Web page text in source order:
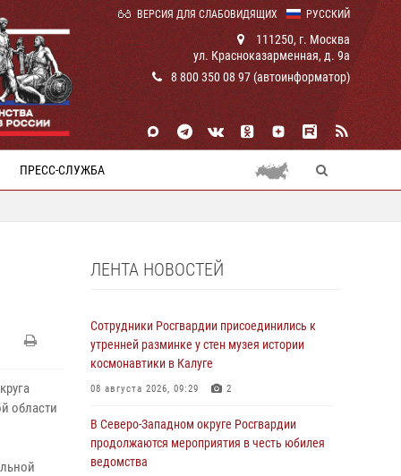
РУССКИЙ
ВЕРСИЯ ДЛЯ СЛАБОВИДЯЩИХ
111250, г. Москва
ул. Красноказарменная, д. 9а
8 800 350 08 97 (автоинформатор)
ПРЕСС-СЛУЖБА
области
ЛЕНТА НОВОСТЕЙ
Сотрудники Росгвардии присоединились к
утренней разминке у стен музея истории
космонавтики в Калуге
08 августа 2026, 09:29 2
В Северо-Западном округе Росгвардии
продолжаются мероприятия в честь юбилея
ведомства